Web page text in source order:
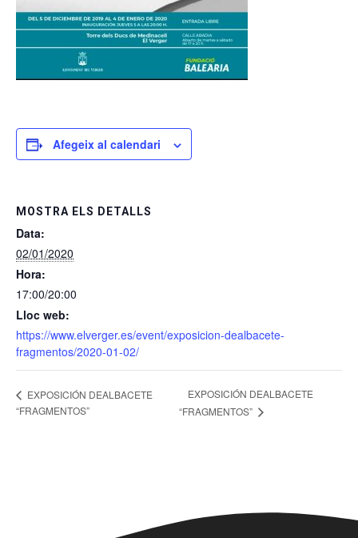
Afegeix al calendari
MOSTRA ELS DETALLS
Data:
02/01/2020
Hora:
17:00/20:00
Lloc web:
https://www.elverger.es/event/exposicion-dealbacete-
fragmentos/2020-01-02/
EXPOSICIÓN DEALBACETE
“FRAGMENTOS”
EXPOSICIÓN DEALBACETE
“FRAGMENTOS”